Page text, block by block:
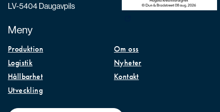
LV-5404 Daugavpils
Meny
Produktion
Logistik
Hållbarhet
Utveckling
Om oss
Nyheter
Kontakt